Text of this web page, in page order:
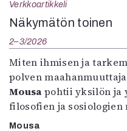
Verkkoartikkeli
Näkymätön toinen
2–3/2026
Miten ihmisen ja
polven
Mousa pohtii yksilön ja
filosofien ja sosiologien
Mousa